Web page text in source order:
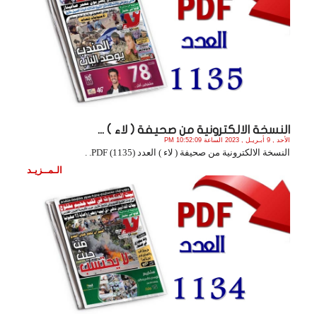
النسخة الالكترونية من صحيفة ( لاء ) ...
الأحد , 9 أبـريـل , 2023 الساعة 10:52:09 PM
النسخة الالكترونية من صحيفة ( لاء ) العدد (1135) PDF. .
الـمــزيـد